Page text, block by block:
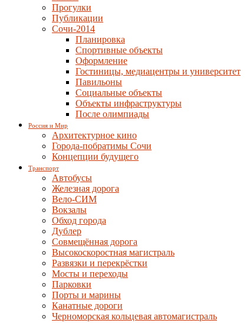
Прогулки
Публикации
Сочи-2014
Планировка
Спортивные объекты
Оформление
Гостиницы, медиацентры и университет
Павильоны
Социальные объекты
Объекты инфраструктуры
После олимпиады
Россия и Мир
Архитектурное кино
Города-побратимы Сочи
Концепции будущего
Транспорт
Автобусы
Железная дорога
Вело-СИМ
Вокзалы
Обход города
Дублер
Совмещённая дорога
Высокоскоростная магистраль
Развязки и перекрёстки
Мосты и переходы
Парковки
Порты и марины
Канатные дороги
Черноморская кольцевая автомагистраль